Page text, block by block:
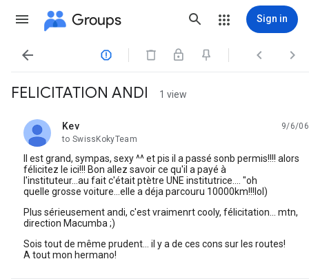
Groups Sign in
   
FELICITATION ANDI 1 view
Kev
unread,
9/6/06
to SwissKokyTeam
Il est grand, sympas, sexy ^^ et pis il a passé sonb permis!!!! alors
félicitez le ici!!! Bon allez savoir ce qu'il a payé à
l'instituteur...au fait c'était ptètre UNE institutrice.... "oh
quelle grosse voiture...elle a déja parcouru 10000km!!!lol)
Plus sérieusement andi, c'est vraimenrt cooly, félicitation... mtn,
direction Macumba ;)
Sois tout de même prudent... il y a de ces cons sur les routes!
A tout mon hermano!